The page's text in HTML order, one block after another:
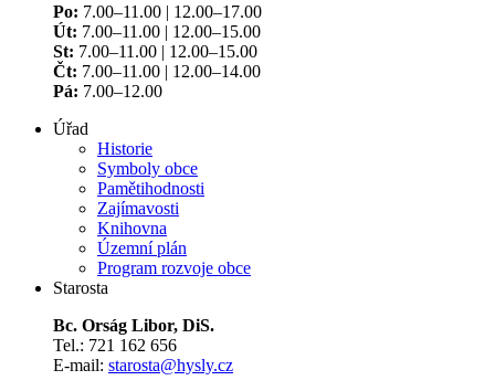
Po: 7.00–11.00 | 12.00–17.00
Út: 7.00–11.00 | 12.00–15.00
St: 7.00–11.00 | 12.00–15.00
Čt: 7.00–11.00 | 12.00–14.00
Pá: 7.00–12.00
Úřad
Historie
Symboly obce
Pamětihodnosti
Zajímavosti
Knihovna
Územní plán
Program rozvoje obce
Starosta
Bc. Orság Libor, DiS.
Tel.: 721 162 656
E-mail: starosta@hysly.cz